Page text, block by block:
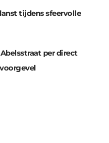
tijdens sfeervolle
per direct